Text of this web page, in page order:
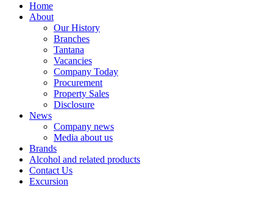
Home
About
Our History
Branches
Tantana
Vacancies
Company Today
Procurement
Property Sales
Disclosure
News
Company news
Media about us
Brands
Alcohol and related products
Contact Us
Excursion